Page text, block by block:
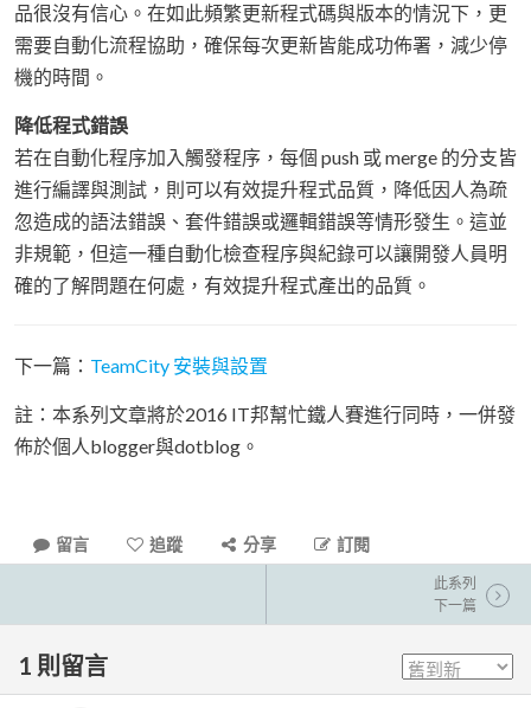
品很沒有信心。在如此頻繁更新程式碼與版本的情況下，更
需要自動化流程協助，確保每次更新皆能成功佈署，減少停
機的時間。
降低程式錯誤
若在自動化程序加入觸發程序，每個 push 或 merge 的分支皆
進行編譯與測試，則可以有效提升程式品質，降低因人為疏
忽造成的語法錯誤、套件錯誤或邏輯錯誤等情形發生。這並
非規範，但這一種自動化檢查程序與紀錄可以讓開發人員明
確的了解問題在何處，有效提升程式產出的品質。
下一篇： TeamCity 安裝與設置
註：本系列文章將於2016 IT邦幫忙鐵人賽進行同時，一併發
佈於個人blogger與dotblog。
留言 追蹤 分享 訂閱
此系列
下一篇
1 則留言